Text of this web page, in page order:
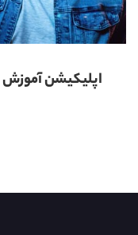
اپلیکیشن